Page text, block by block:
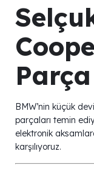
Parça
BMW’nin küçük
parçaları temin
elektronik
karşılıyoruz.